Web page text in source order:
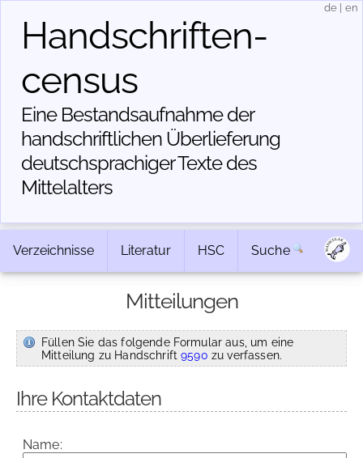
Handschriften­
census
Eine Bestandsaufnahme der
handschriftlichen Über­lieferung
deutschsprachiger Texte des
Mittelalters
de en
Verzeichnisse Literatur HSC Suche
Mitteilungen
Füllen Sie das folgende Formular aus, um eine
Mitteilung zu Handschrift9590 zu verfassen.
Ihre Kontaktdaten
Name: